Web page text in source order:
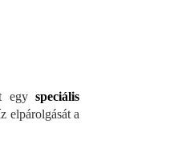
egyspeciális
elpárolgását a